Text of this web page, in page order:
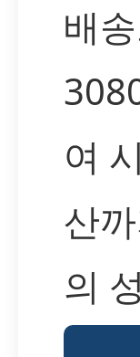
배
여
산
의